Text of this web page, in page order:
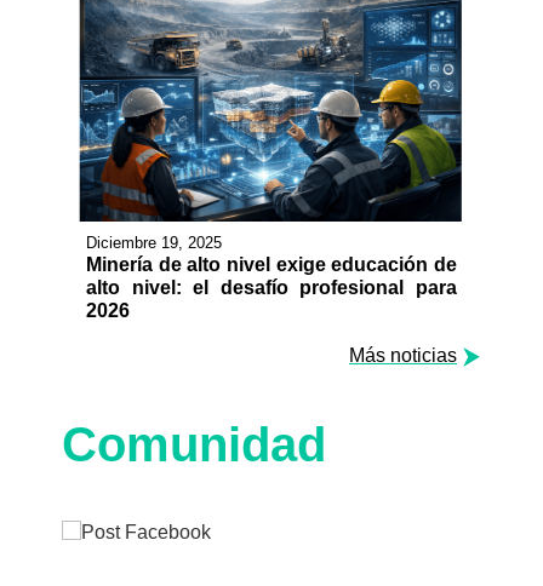
Diciembre 19, 2025
Minería de alto nivel exige educación de
alto nivel: el desafío profesional para
2026
Más noticias
Comunidad